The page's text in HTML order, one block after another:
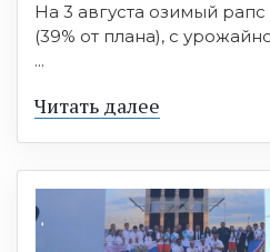
На 3 августа озимый рапс
(39% от плана), с
...
Читать далее